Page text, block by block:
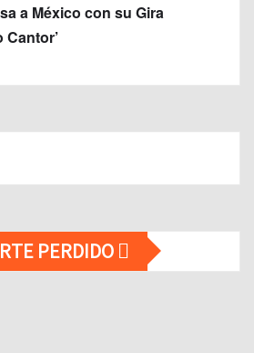
a México con su Gira
Cantor’
PERDIDO